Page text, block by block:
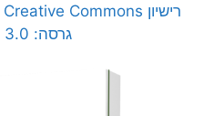
גרסה: CC BY 3.0]